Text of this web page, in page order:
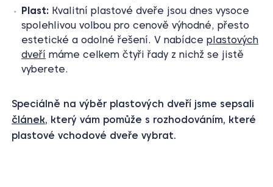
Plast: Kvalitní plastové dveře jsou dnes vysoce
spolehlivou volbou pro cenově výhodné, přesto
estetické a odolné řešení. V nabídceplastových
dveří máme celkem čtyři řady z nichž se jistě
vyberete.
Speciálně na výběr plastových dveří jsme sepsali
článek, který vám pomůže s rozhodováním, které
plastové vchodové dveře vybrat.